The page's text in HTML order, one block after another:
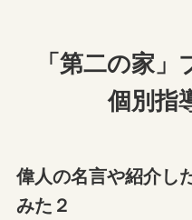
「第二の家
個別指
偉人の名言や紹介し
みた２